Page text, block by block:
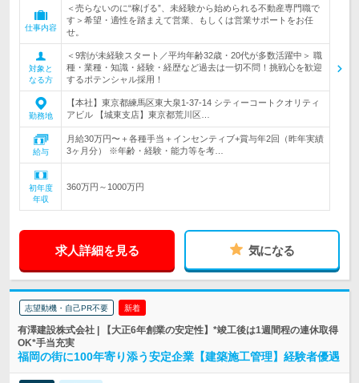
仕事内容
＜売らないのに“稼げる”、未経験から始められる不動産専門職で
す＞希望・適性を踏まえて営業、もしくは営業サポートをお任
せ。
対象と
なる方
＜9割が未経験スタート／平均年齢32歳・20代が多数活躍中＞ 職
種・業種・知識・経験・経歴など過去は一切不問！挑戦心を歓迎
するポテンシャル採用！
勤務地
【本社】東京都練馬区東大泉1-37-14 シティーコートクオリティ
アビル 【城東支店】東京都荒川区…
給与
月給30万円〜＋各種手当＋インセンティブ+賞与年2回（昨年実績
3ヶ月分） ※年齢・経験・能力等を考…
初年度
年収
360万円～1000万円
求人詳細を見る 気になる
志望動機・自己PR不要 新着
有澤建設株式会社 | 【大正6年創業の安定性】*竣工後は1週間程の連休取得
OK*手当充実
福岡の街に100年寄り添う安定企業【建築施工管理】経験者優遇